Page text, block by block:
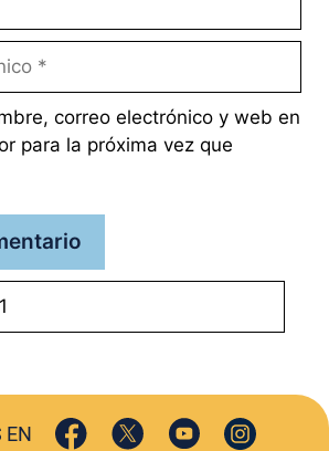
correo electrónico y web en
para la próxima vez que
EN